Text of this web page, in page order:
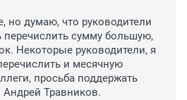
но думаю, что руководители
перечислить сумму большую,
Некоторые руководители, я
и месячную
просьба поддержать
Андрей Травников.